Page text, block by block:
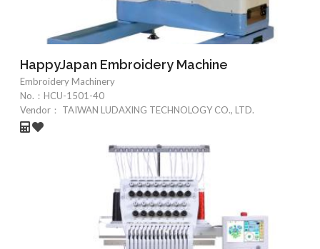
HappyJapan Embroidery Machine
Embroidery Machinery
No.： HCU-1501-40
Vendor：
TAIWAN LUDAXING TECHNOLOGY CO., LTD.